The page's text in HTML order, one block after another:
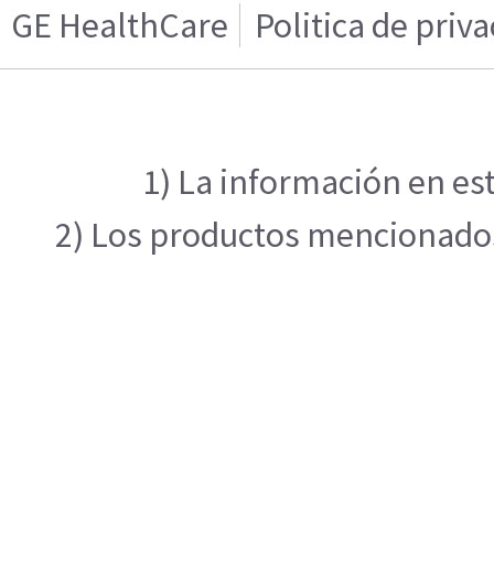
GE HealthCare Politica de
1) La información en
2) Los productos